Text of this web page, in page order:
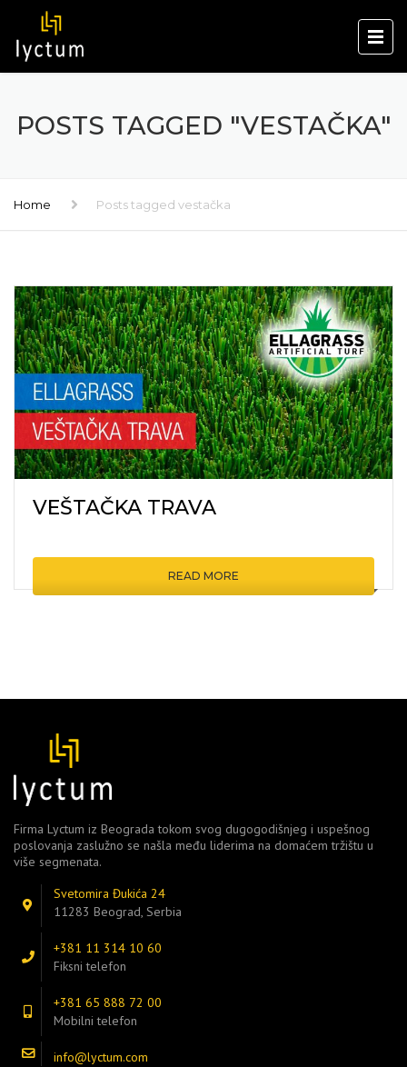
POSTS TAGGED "VESTAČKA"
Home Posts tagged vestačka
VEŠTAČKA TRAVA
READ MORE
Firma Lyctum iz Beograda tokom svog dugogodišnjeg i uspešnog
poslovanja zaslužno se našla među liderima na domaćem tržištu u
više segmenata.
Svetomira Đukića 24
11283 Beograd, Serbia
+381 11 314 10 60
Fiksni telefon
+381 65 888 72 00
Mobilni telefon
info@lyctum.com